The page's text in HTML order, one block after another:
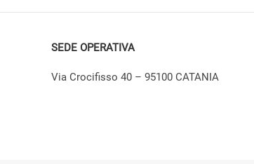
SEDE OPERATIVA
Via Crocifisso 40 – 95100 CATANIA